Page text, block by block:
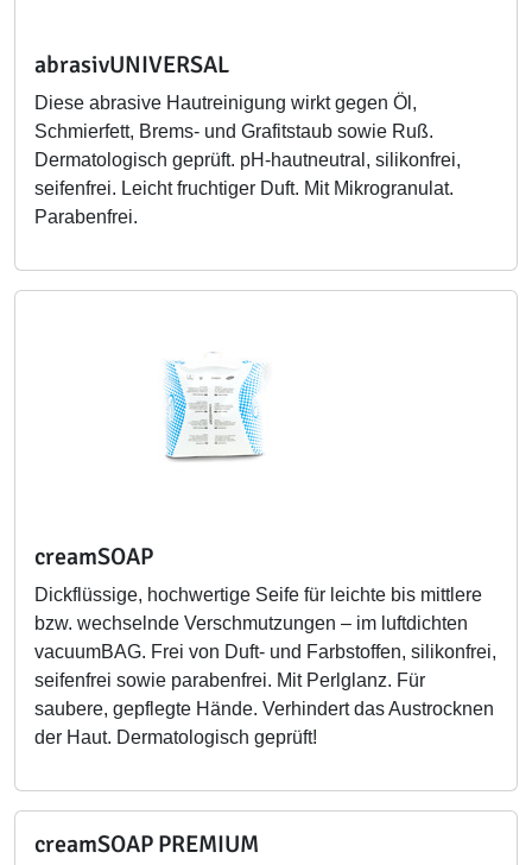
abrasivUNIVERSAL
Diese abrasive Hautreinigung wirkt gegen Öl,
Schmierfett, Brems- und Grafitstaub sowie Ruß.
Dermatologisch geprüft. pH-hautneutral, silikonfrei,
seifenfrei. Leicht fruchtiger Duft. Mit Mikrogranulat.
Parabenfrei.
creamSOAP
Dickflüssige, hochwertige Seife für leichte bis mittlere
bzw. wechselnde Verschmutzungen – im luftdichten
vacuumBAG. Frei von Duft- und Farbstoffen, silikonfrei,
seifenfrei sowie parabenfrei. Mit Perlglanz. Für
saubere, gepflegte Hände. Verhindert das Austrocknen
der Haut. Dermatologisch geprüft!
creamSOAP PREMIUM